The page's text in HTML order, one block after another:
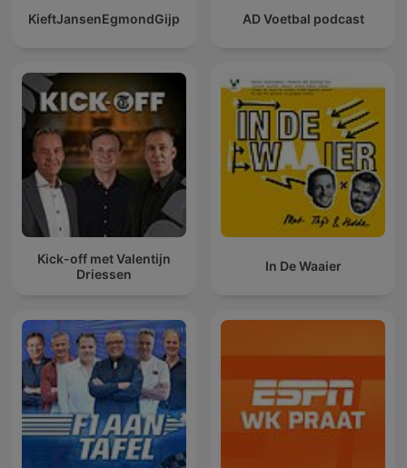
KieftJansenEgmondGijp AD Voetbal podcast
Kick-off met Valentijn
Driessen
In De Waaier